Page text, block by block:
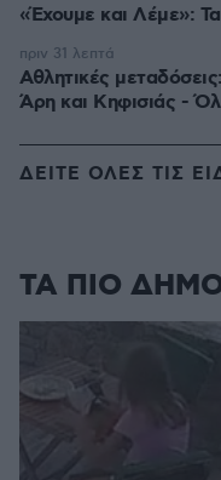
«Έχουμε και Λέμε»:
Αθλητικές
Άρη και Κηφισιάς -
πριν 31 λεπτά
ΔΕΙΤΕ ΟΛΕΣ ΤΙΣ
ΤΑ ΠΙΟ